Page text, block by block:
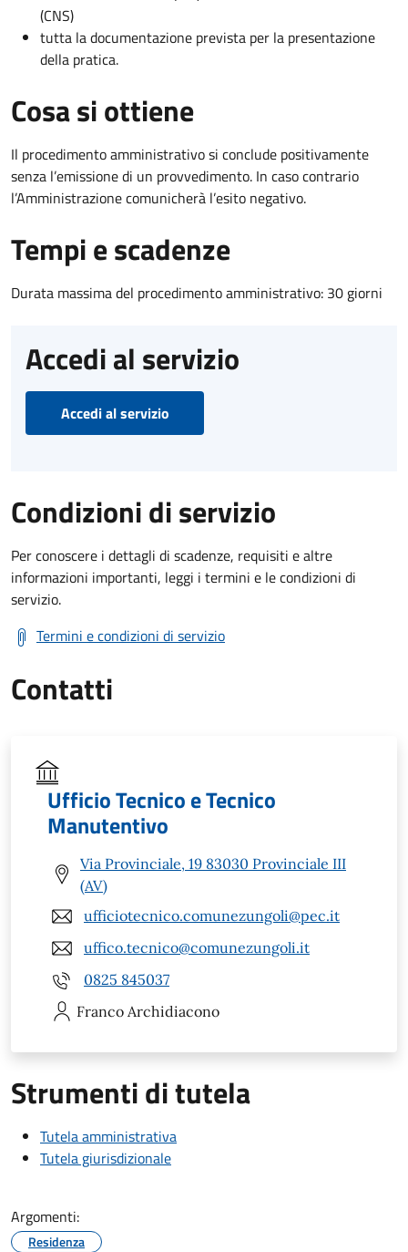
(CNS)
tutta la documentazione prevista per la presentazione
della pratica.
Cosa si ottiene
Il procedimento amministrativo si conclude positivamente
senza l’emissione di un provvedimento. In caso contrario
l’Amministrazione comunicherà l’esito negativo.
Tempi e scadenze
Durata massima del procedimento amministrativo: 30 giorni
Accedi al servizio
Accedi al servizio
Condizioni di servizio
Per conoscere i dettagli di scadenze, requisiti e altre
informazioni importanti, leggi i termini e le condizioni di
servizio.
Termini e condizioni di servizio
Contatti
Ufficio Tecnico e Tecnico
Manutentivo
Via Provinciale, 19 83030 Provinciale III
(AV)
ufficiotecnico.comunezungoli@pec.it
uffico.tecnico@comunezungoli.it
0825 845037
Franco Archidiacono
Strumenti di tutela
Tutela amministrativa
Tutela giurisdizionale
Argomenti:
Residenza